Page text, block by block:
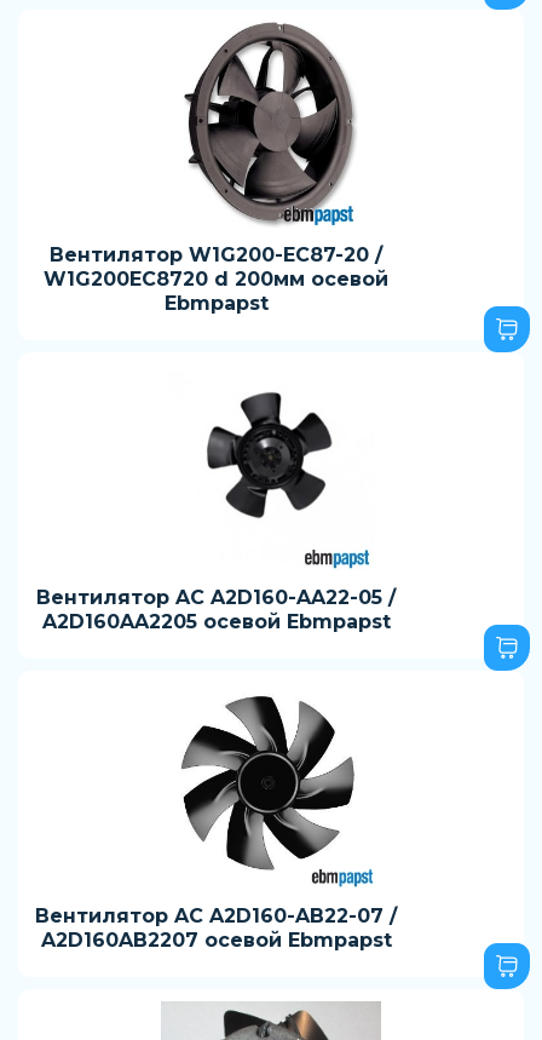
Вентилятор W1G200-EC87-20 /
W1G200EC8720 d 200мм осевой
Ebmpapst
Вентилятор AC A2D160-AA22-05 /
A2D160AA2205 осевой Ebmpapst
Вентилятор AC A2D160-AB22-07 /
A2D160AB2207 осевой Ebmpapst